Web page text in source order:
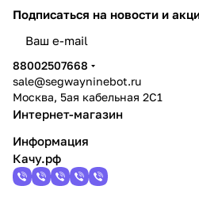
Подписаться на новости и
88002507668
sale@segwayninebot.ru
Москва, 5ая кабельная 2С1
Интернет-магазин
Информация
Качу.рф